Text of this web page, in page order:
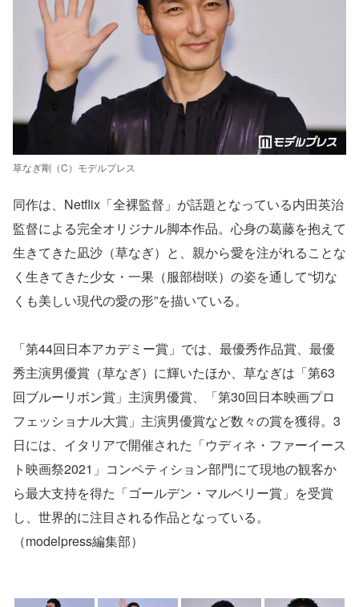
草なぎ剛（C）モデルプレス
同作は、Netflix「全裸監督」が話題となっている内田英治
監督による完全オリジナル脚本作品。心身の葛藤を抱えて
生きてきた凪沙（草なぎ）と、親から愛を注がれることな
く生きてきた少女・一果（服部樹咲）の姿を通して“切な
くも美しい現代の愛の形”を描いている。
「第44回日本アカデミー賞」では、最優秀作品賞、最優
秀主演男優賞（草なぎ）に輝いたほか、草なぎは「第63
回ブルーリボン賞」主演男優賞、「第30回日本映画プロ
フェッショナル大賞」主演男優賞など数々の賞を獲得。3
日には、イタリアで開催された「ウディネ・ファーイース
ト映画祭2021」コンペティション部門にて現地の観客か
ら最大支持を得た「ゴールデン・マルベリー賞」を受賞
し、世界的に注目される作品となっている。
（modelpress編集部）